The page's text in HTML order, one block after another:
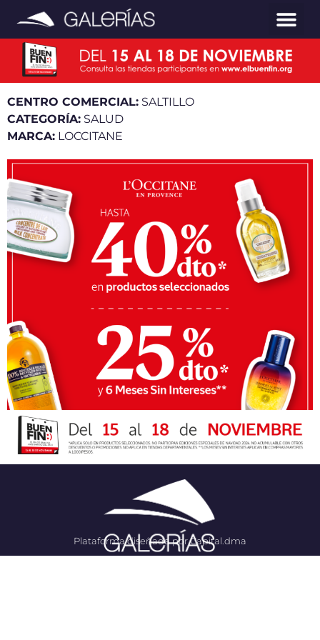
CENTRO COMERCIAL: SALTILLO
CATEGORÍA: SALUD
MARCA: LOCCITANE
Plataforma diseñada por Capital.dma